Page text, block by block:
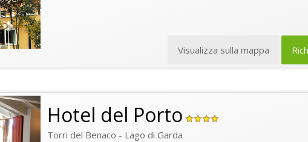
Visualizza sulla mappa
Hotel del Porto
Torri del Benaco - Lago di Garda